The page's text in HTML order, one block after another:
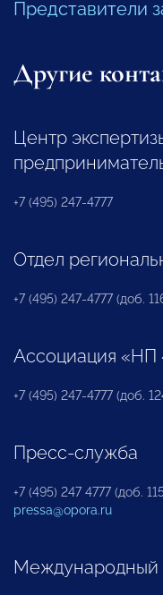
Представители
Другие
Центр
+7 (495) 247-4777
Отдел
+7 (495) 247-4777 (доб.
Ассоциация
+7 (495) 247-4777 (доб.
Пресс-служба
+7 (495) 247 4777 (доб.
pressa@opora.ru